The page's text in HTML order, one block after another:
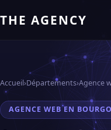
THE AGENCY
Accueil›Départements›Agence
AGENCE WEB EN